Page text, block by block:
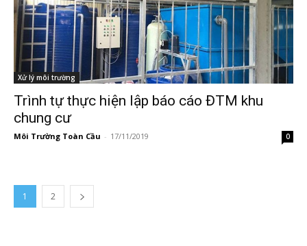
Xử lý môi trường
Trình tự thực hiện lập báo cáo ĐTM khu
chung cư
Môi Trường Toàn Cầu - 17/11/2019 0
1 2